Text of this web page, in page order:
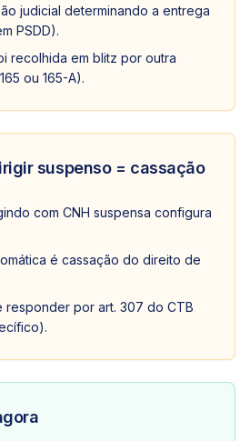
judicial determinando a entrega
PSDD).
recolhida em blitz por outra
ou 165-A).
suspenso = cassação
com CNH suspensa configura
é cassação do direito de
responder por art. 307 do CTB